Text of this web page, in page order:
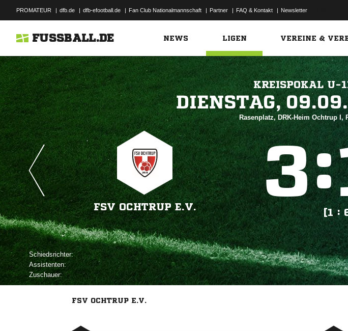
PROMATEUR | dfb.de | dfb-efootball.de | Fan Club Nationalmannschaft | Partner | FAQ & Kontakt | Newsletter
FUSSBALL.DE NEWS LIGEN VEREINE &
KREISPOKAL U-

Rasenplatz, DRK-Heim Ochtrup I,
FSV OCHTRUP E.V.
:
[1 :
Schiedsrichter:
Assistenten:
Zuschauer:
FSV OCHTRUP E.V.